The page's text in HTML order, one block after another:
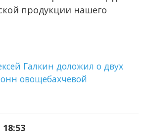
продукции нашего
Галкин доложил о двух
овощебахчевой